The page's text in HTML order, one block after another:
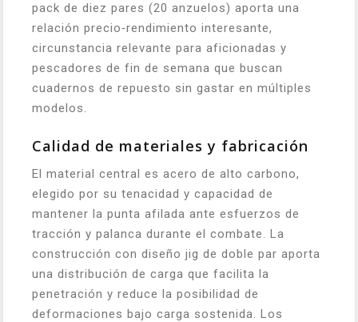
pack de diez pares (20 anzuelos) aporta una
relación precio‑rendimiento interesante,
circunstancia relevante para aficionadas y
pescadores de fin de semana que buscan
cuadernos de repuesto sin gastar en múltiples
modelos.
Calidad de materiales y fabricación
El material central es acero de alto carbono,
elegido por su tenacidad y capacidad de
mantener la punta afilada ante esfuerzos de
tracción y palanca durante el combate. La
construcción con diseño jig de doble par aporta
una distribución de carga que facilita la
penetración y reduce la posibilidad de
deformaciones bajo carga sostenida. Los